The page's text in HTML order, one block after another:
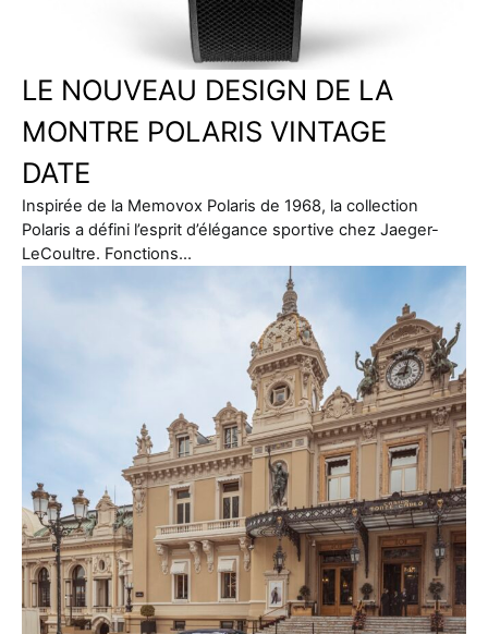
LE NOUVEAU DESIGN DE LA
MONTRE POLARIS VINTAGE
DATE
Inspirée de la Memovox Polaris de 1968, la collection
Polaris a défini l’esprit d’élégance sportive chez Jaeger-
LeCoultre. Fonctions…